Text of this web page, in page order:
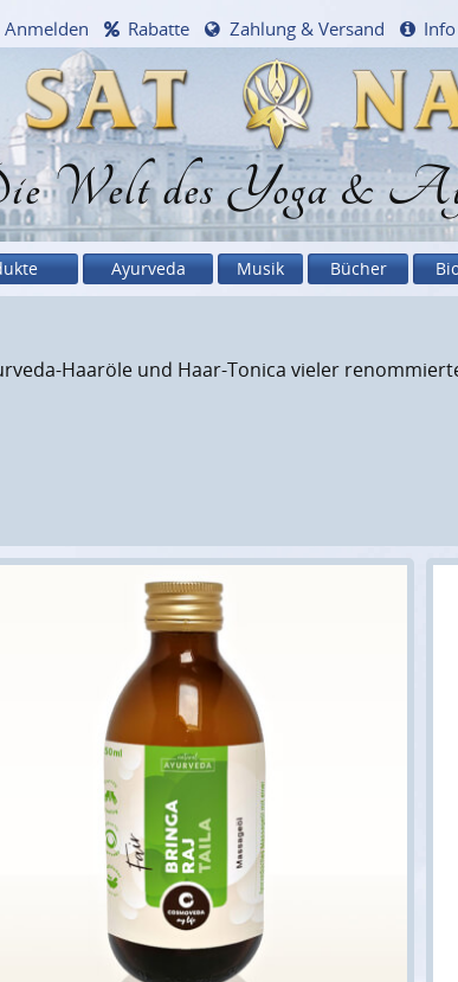
Welt des Yoga &
Anmelden Rabatte Zahlung & Versand Info
Ayurveda Musik Bücher
Haaröle und Haar-Tonica vieler